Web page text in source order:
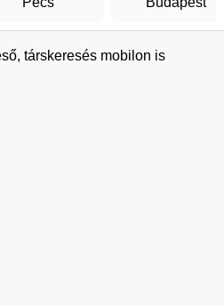
társkeresés mobilon is